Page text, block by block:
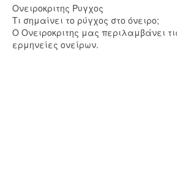
Ονειροκριτης Ρυγχος
Τι σημαίνει το ρύγχος στο όνειρο;
Ο Ονειροκριτης μας περιλαμβάνει
ερμηνείες ονείρων.